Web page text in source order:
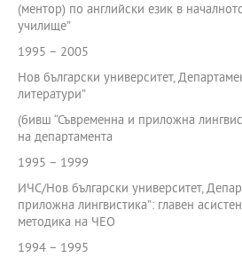
(ментор) по английски език в
училище”
1995 – 2005
Нов български университет,
литератури”
(бивш “Съвременна и приложна
на департамента
1995 – 1999
ИЧС/Нов български университет,
приложна лингвистика”: главен
методика на ЧЕО
1994 – 1995